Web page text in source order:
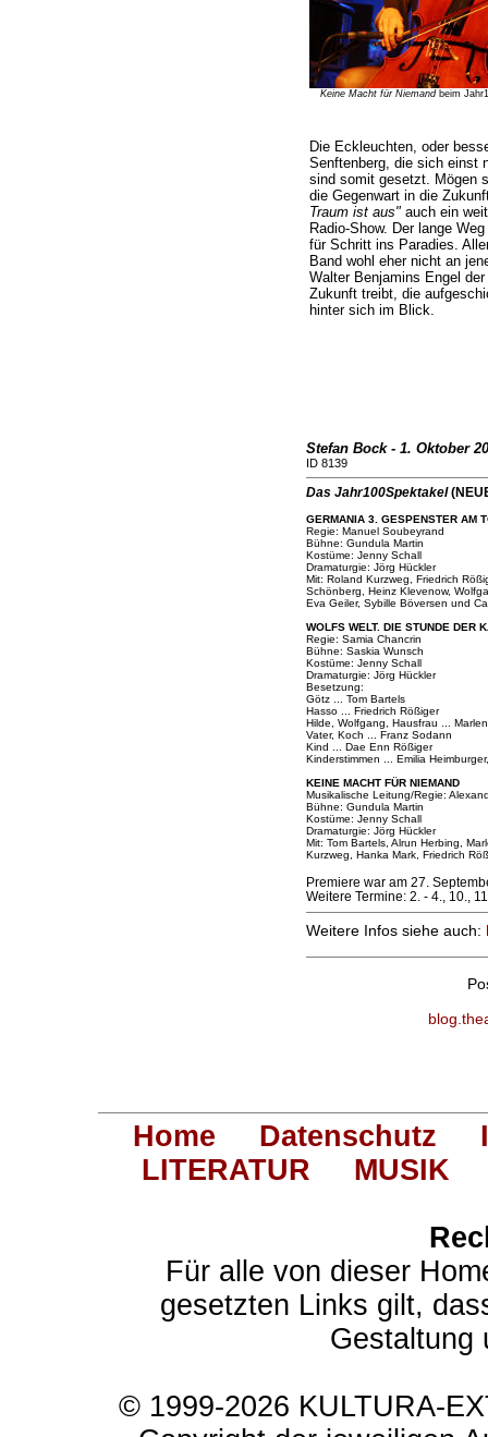
Keine Macht für Niemandbeim
Die Eckleuchten, oder
Senftenberg, die sich einst
sind somit gesetzt. Mögen
die Gegenwart in die
Traum ist aus"auch ein
Radio-Show. Der lange
für Schritt ins Paradies.
Band wohl eher nicht an
Walter Benjamins Engel
Zukunft treibt, die
hinter sich im Blick.
Stefan Bock - 1. Oktober
ID 8139
Das Jahr100Spektakel
GERMANIA 3. GESPENSTER AM
Regie: Manuel Soubeyrand
Bühne: Gundula Martin
Kostüme: Jenny Schall
Dramaturgie: Jörg Hückler
Mit: Roland Kurzweg, Friedrich
Schönberg, Heinz Klevenow,
Eva Geiler, Sybille Böversen und
WOLFS WELT. DIE STUNDE DER
Regie: Samia Chancrin
Bühne: Saskia Wunsch
Kostüme: Jenny Schall
Dramaturgie: Jörg Hückler
Besetzung:
Götz ... Tom Bartels
Hasso ... Friedrich Rößiger
Hilde, Wolfgang, Hausfrau ...
Vater, Koch ... Franz Sodann
Kind ... Dae Enn Rößiger
Kinderstimmen ... Emilia
KEINE MACHT FÜR NIEMAND
Musikalische Leitung/Regie:
Bühne: Gundula Martin
Kostüme: Jenny Schall
Dramaturgie: Jörg Hückler
Mit: Tom Bartels, Alrun Herbing,
Kurzweg, Hanka Mark, Friedrich
Premiere war am 27.
Weitere Termine: 2. - 4., 10.,
Weitere Infos siehe auch:
Home Datenschutz
LITERATUR
MUSIK
Für alle von dieser
gesetzten Links gilt,
Gestaltung
© 1999-2026 KULTURA-